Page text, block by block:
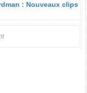
: Nouveaux clips